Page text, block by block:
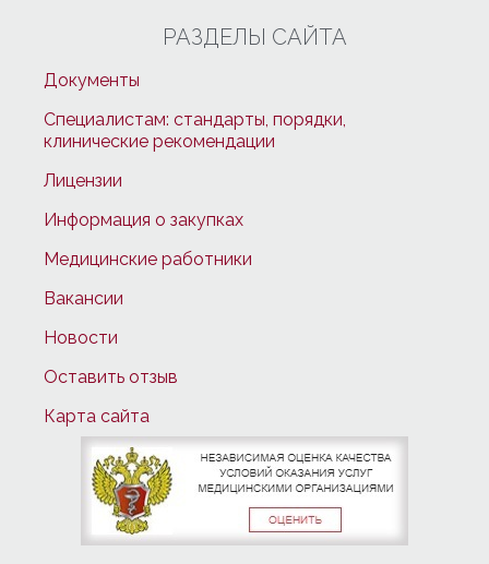
РАЗДЕЛЫ САЙТА
Документы
Специалистам: стандарты, порядки,
клинические рекомендации
Лицензии
Информация о закупках
Медицинские работники
Вакансии
Новости
Оставить отзыв
Карта сайта